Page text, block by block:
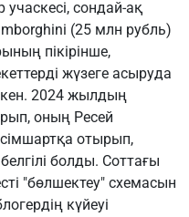
сондай-ақ
(25 млн рубль)
пікірінше,
жүзеге асыруда
2024 жылдың
оның Ресей
отырып,
болды. Соттағы
"бөлшектеу" схемасын
күйеуі